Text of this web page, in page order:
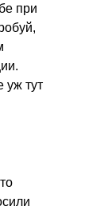
при
уж тут